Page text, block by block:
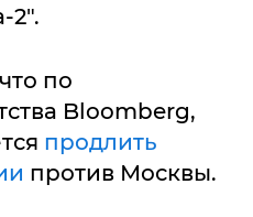
2".
по
Bloomberg,
продлить
против Москвы.